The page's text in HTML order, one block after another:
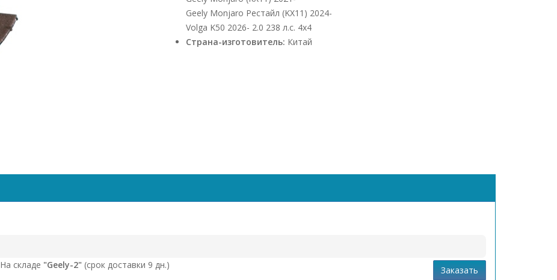
Geely Monjaro Рестайл (KX11) 2024-
Volga K50 2026- 2.0 238 л.с. 4x4
Страна-изготовитель: Китай
На складе "Geely-2" (срок доставки 9 дн.) Заказать